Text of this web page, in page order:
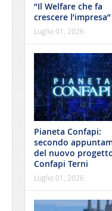
“Il Welfare che fa
crescere l’impresa”
Luglio 01, 2026
Pianeta Confapi:
secondo
del nuovo
Confapi Terni
Luglio 01, 2026